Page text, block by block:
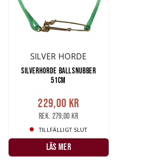
SILVER HORDE
SILVERHORDE BALLSNUBBER
51CM
229,00 kr
Rek. 279,00 kr
TILLFÄLLIGT SLUT
LÄS MER